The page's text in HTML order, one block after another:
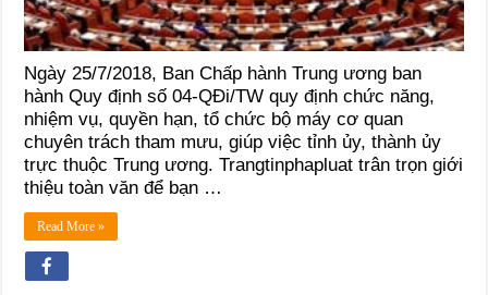
Ngày 25/7/2018, Ban Chấp hành Trung ương ban
hành Quy định số 04-QĐi/TW quy định chức năng,
nhiệm vụ, quyền hạn, tổ chức bộ máy cơ quan
chuyên trách tham mưu, giúp việc tỉnh ủy, thành ủy
trực thuộc Trung ương. Trangtinphapluat trân trọn giới
thiệu toàn văn để bạn …
Read More »